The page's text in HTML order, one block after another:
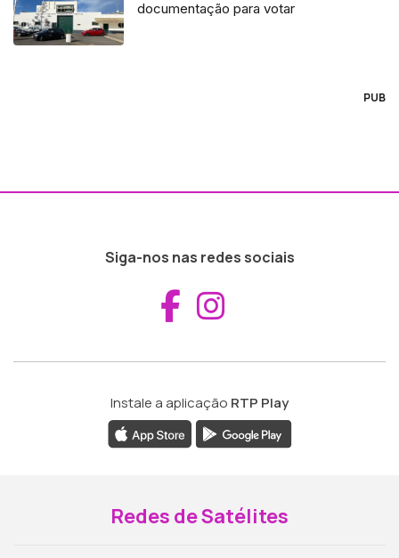
documentação para votar
PUB
Siga-nos nas redes sociais
Aceder ao
Instale a aplicação RTP Play
Redes de Satélites